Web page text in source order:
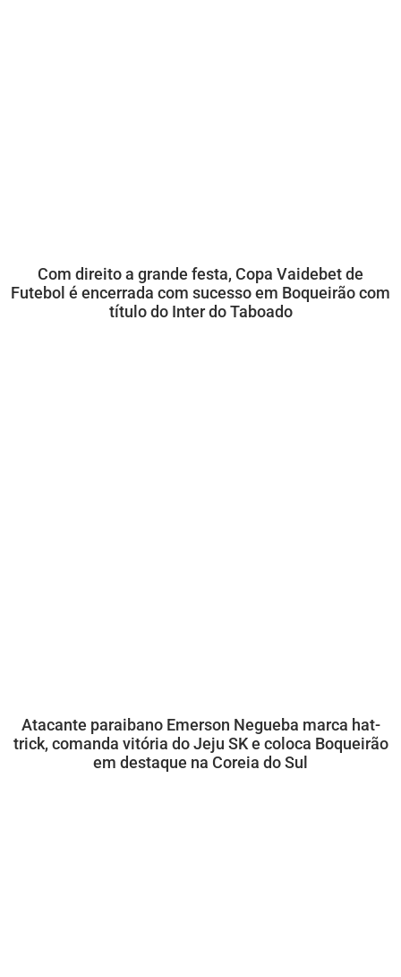
Com direito a grande festa, Copa Vaidebet de
Futebol é encerrada com sucesso em Boqueirão com
título do Inter do Taboado
Atacante paraibano Emerson Negueba marca hat-
trick, comanda vitória do Jeju SK e coloca Boqueirão
em destaque na Coreia do Sul